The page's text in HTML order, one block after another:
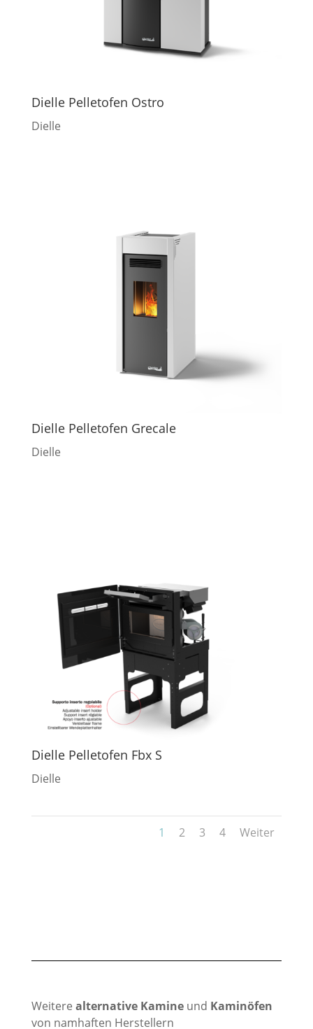
Dielle Pelletofen Ostro
Dielle
Dielle Pelletofen Grecale
Dielle
Dielle Pelletofen Fbx S
Dielle
1 2 3 4 Weiter
Weitere alternative Kamineund Kaminöfen
von namhaften Herstellern